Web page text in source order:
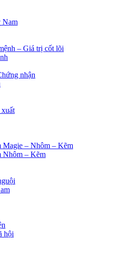
– Giá trị cốt lõi
nhận
xuất
Magie – Nhôm – Kẽm
Nhôm – Kẽm
hội